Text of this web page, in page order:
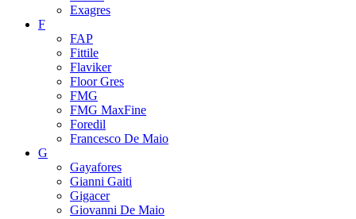
Exagres
F
FAP
Fittile
Flaviker
Floor Gres
FMG
FMG MaxFine
Foredil
Francesco De Maio
G
Gayafores
Gianni Gaiti
Gigacer
Giovanni De Maio